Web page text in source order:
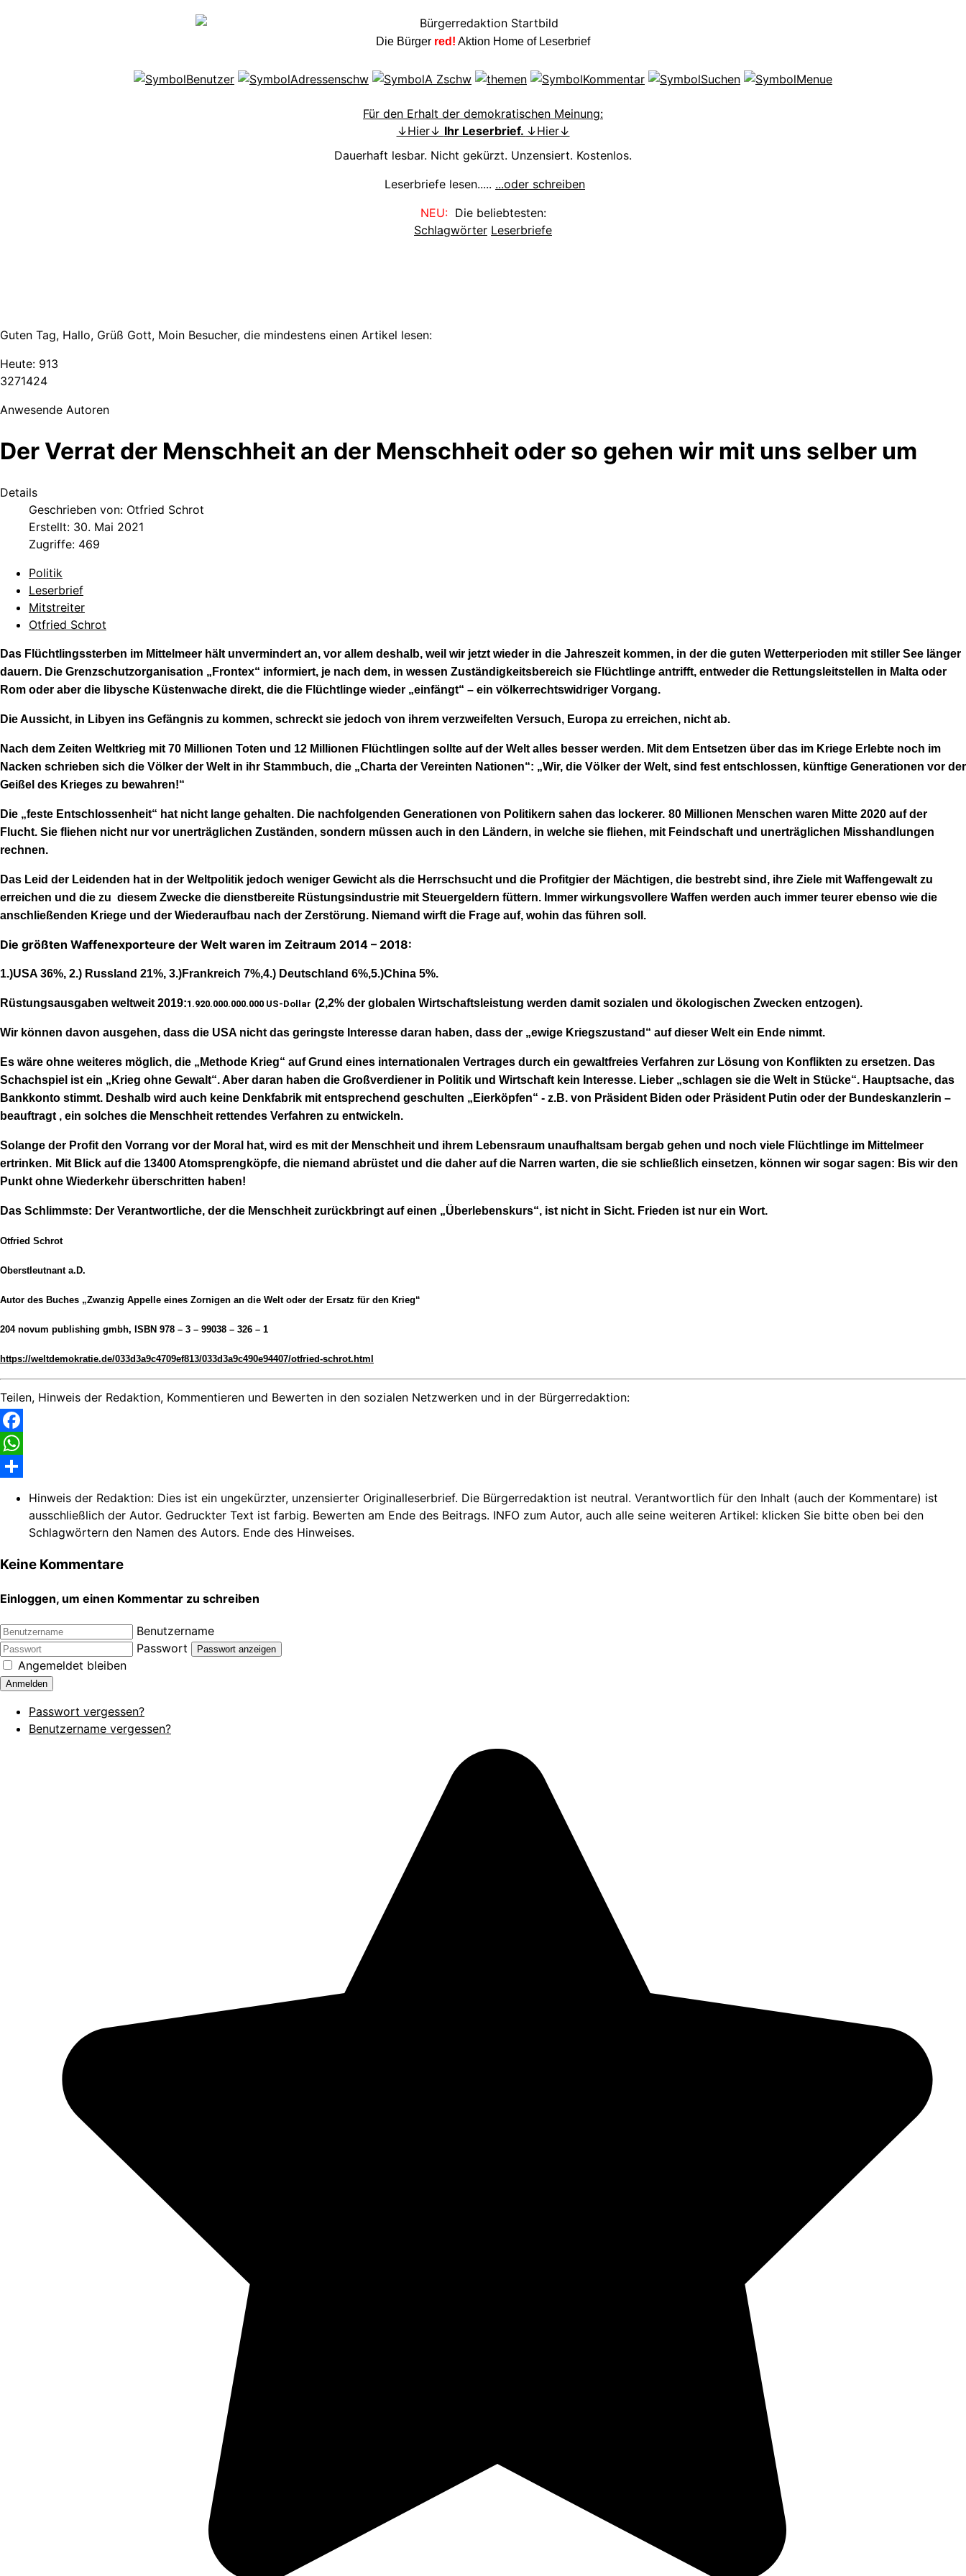
Die Bürger red! Aktion Home of Leserbrief
Für den Erhalt der demokratischen Meinung:
↓Hier↓ Ihr Leserbrief. ↓Hier↓
Dauerhaft lesbar. Nicht gekürzt. Unzensiert. Kostenlos.
Leserbriefe lesen..... ...oder schreiben
NEU:Die beliebtesten:
Schlagwörter Leserbriefe
Guten Tag, Hallo, Grüß Gott, Moin Besucher, die mindestens einen Artikel lesen:
Heute: 913
3271424
Anwesende Autoren
Der Verrat der Menschheit an der Menschheit oder so gehen wir mit uns selber um
Details
Geschrieben von: Otfried Schrot
Erstellt: 30. Mai 2021
Zugriffe: 469
Politik
Leserbrief
Mitstreiter
Otfried Schrot
Das Flüchtlingssterben im Mittelmeer hält unvermindert an, vor allem deshalb, weil wir jetzt wieder in die Jahreszeit kommen, in der die guten Wetterperioden mit stiller See länger
dauern. Die Grenzschutzorganisation „Frontex“ informiert, je nach dem, in wessen Zuständigkeitsbereich sie Flüchtlinge antrifft, entweder die Rettungsleitstellen in Malta oder
Rom oder aber die libysche Küstenwache direkt, die die Flüchtlinge wieder „einfängt“ – ein völkerrechtswidriger Vorgang.
Die Aussicht, in Libyen ins Gefängnis zu kommen, schreckt sie jedoch von ihrem verzweifelten Versuch, Europa zu erreichen, nicht ab.
Nach dem Zeiten Weltkrieg mit 70 Millionen Toten und 12 Millionen Flüchtlingen sollte auf der Welt alles besser werden. Mit dem Entsetzen über das im Kriege Erlebte noch im
Nacken schrieben sich die Völker der Welt in ihr Stammbuch, die „Charta der Vereinten Nationen“: „Wir, die Völker der Welt, sind fest entschlossen, künftige Generationen vor der
Geißel des Krieges zu bewahren!“
Die „feste Entschlossenheit“ hat nicht lange gehalten. Die nachfolgenden Generationen von Politikern sahen das lockerer. 80 Millionen Menschen waren Mitte 2020 auf der
Flucht. Sie fliehen nicht nur vor unerträglichen Zuständen, sondern müssen auch in den Ländern, in welche sie fliehen, mit Feindschaft und unerträglichen Misshandlungen
rechnen.
Das Leid der Leidenden hat in der Weltpolitik jedoch weniger Gewicht als die Herrschsucht und die Profitgier der Mächtigen, die bestrebt sind, ihre Ziele mit Waffengewalt zu
erreichen und die zu diesem Zwecke die dienstbereite Rüstungsindustrie mit Steuergeldern füttern. Immer wirkungsvollere Waffen werden auch immer teurer ebenso wie die
anschließenden Kriege und der Wiederaufbau nach der Zerstörung. Niemand wirft die Frage auf, wohin das führen soll.
Die größten Waffenexporteure der Welt waren im Zeitraum 2014 – 2018:
1.)USA 36%, 2.) Russland 21%, 3.)Frankreich 7%,4.) Deutschland 6%,5.)China 5%.
Rüstungsausgaben weltweit 2019:1.920.000.000.000 US-Dollar (2,2% der globalen Wirtschaftsleistung werden damit sozialen und ökologischen Zwecken entzogen).
Wir können davon ausgehen, dass die USA nicht das geringste Interesse daran haben, dass der „ewige Kriegszustand“ auf dieser Welt ein Ende nimmt.
Es wäre ohne weiteres möglich, die „Methode Krieg“ auf Grund eines internationalen Vertrages durch ein gewaltfreies Verfahren zur Lösung von Konflikten zu ersetzen. Das
Schachspiel ist ein „Krieg ohne Gewalt“. Aber daran haben die Großverdiener in Politik und Wirtschaft kein Interesse. Lieber „schlagen sie die Welt in Stücke“. Hauptsache, das
Bankkonto stimmt. Deshalb wird auch keine Denkfabrik mit entsprechend geschulten „Eierköpfen“ - z.B. von Präsident Biden oder Präsident Putin oder der Bundeskanzlerin –
beauftragt , ein solches die Menschheit rettendes Verfahren zu entwickeln.
Solange der Profit den Vorrang vor der Moral hat, wird es mit der Menschheit und ihrem Lebensraum unaufhaltsam bergab gehen und noch viele Flüchtlinge im Mittelmeer
ertrinken. Mit Blick auf die 13400 Atomsprengköpfe, die niemand abrüstet und die daher auf die Narren warten, die sie schließlich einsetzen, können wir sogar sagen: Bis wir den
Punkt ohne Wiederkehr überschritten haben!
Das Schlimmste: Der Verantwortliche, der die Menschheit zurückbringt auf einen „Überlebenskurs“, ist nicht in Sicht. Frieden ist nur ein Wort.
Otfried Schrot
Oberstleutnant a.D.
Autor des Buches „Zwanzig Appelle eines Zornigen an die Welt oder der Ersatz für den Krieg“
204 novum publishing gmbh, ISBN 978 – 3 – 99038 – 326 – 1
https://weltdemokratie.de/033d3a9c4709ef813/033d3a9c490e94407/otfried-schrot.html
Teilen, Hinweis der Redaktion, Kommentieren und Bewerten in den sozialen Netzwerken und in der Bürgerredaktion:
Facebook
WhatsApp
Hinweis der Redaktion: Dies ist ein ungekürzter, unzensierter Originalleserbrief. Die Bürgerredaktion ist neutral. Verantwortlich für den Inhalt (auch der Kommentare) ist
ausschließlich der Autor. Gedruckter Text ist farbig. Bewerten am Ende des Beitrags. INFO zum Autor, auch alle seine weiteren Artikel: klicken Sie bitte oben bei den
Schlagwörtern den Namen des Autors. Ende des Hinweises.
Keine Kommentare
Einloggen, um einen Kommentar zu schreiben
Benutzername
Passwort
Passwort anzeigen
Angemeldet bleiben
Anmelden
Passwort vergessen?
Benutzername vergessen?